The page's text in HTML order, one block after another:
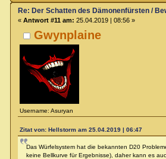
Gwynplaine
Username: Asuryan
Re: Der Schatten des Dämonenfürsten /
« Antwort #11 am: 25.04.2019 | 08:56 »
Zitat von: Hellstorm am 25.04.2019 | 06:47
Das Würfelsystem hat die bekannten D20
keine Bellkurve für Ergebnisse), daher kann es